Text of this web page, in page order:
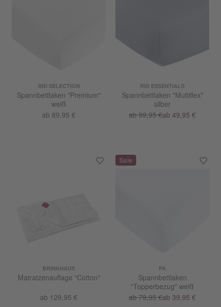
RID SELECTION
Spannbettlaken "Premium"
weiß
ab 89,95 €
RID ESSENTIALS
Spannbettlaken "Multiflex"
silber
ab 99,95 €ab 49,95 €
BRINKHAUS
Matratzenauflage "Cotton"
ab 129,95 €
PK
Spannbettlaken
"Topperbezug" weiß
ab 79,95 €ab 39,95 €